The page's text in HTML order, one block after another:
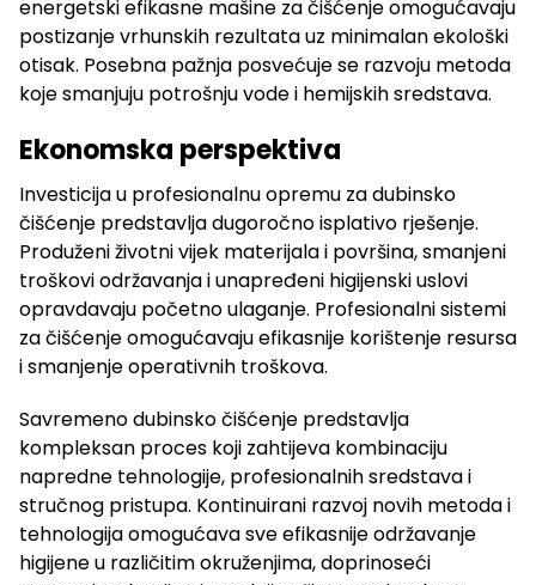
energetski efikasne mašine za čišćenje omogućavaju
postizanje vrhunskih rezultata uz minimalan ekološki
otisak. Posebna pažnja posvećuje se razvoju metoda
koje smanjuju potrošnju vode i hemijskih sredstava.
Ekonomska perspektiva
Investicija u profesionalnu opremu za dubinsko
čišćenje predstavlja dugoročno isplativo rješenje.
Produženi životni vijek materijala i površina, smanjeni
troškovi održavanja i unapređeni higijenski uslovi
opravdavaju početno ulaganje. Profesionalni sistemi
za čišćenje omogućavaju efikasnije korištenje resursa
i smanjenje operativnih troškova.
Savremeno dubinsko čišćenje predstavlja
kompleksan proces koji zahtijeva kombinaciju
napredne tehnologije, profesionalnih sredstava i
stručnog pristupa. Kontinuirani razvoj novih metoda i
tehnologija omogućava sve efikasnije održavanje
higijene u različitim okruženjima, doprinoseći